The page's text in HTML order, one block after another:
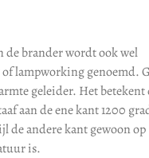
de brander wordt ook wel
lampworking genoemd.
geleider. Het betekent
aan de ene kant 1200
de andere kant gewoon op
is.